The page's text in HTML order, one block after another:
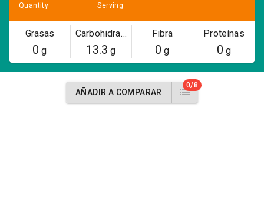
Quantity Serving
Grasas
0 g
Carbohidratos
13.3 g
Fibra
0 g
Proteínas
0 g
AÑADIR A COMPARAR
0/8